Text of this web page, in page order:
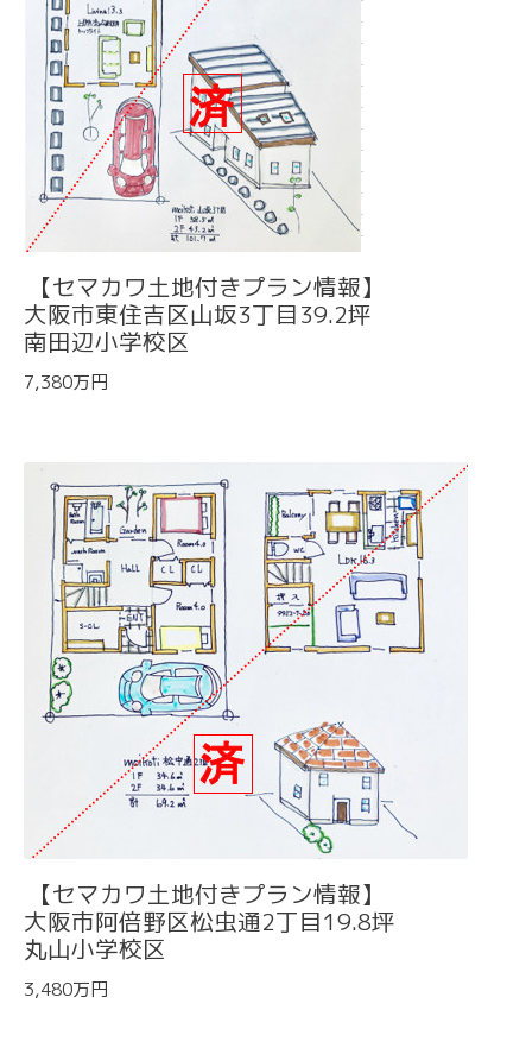
【セマカワ土地付きプラン情報】
大阪市東住吉区山坂3丁目39.2坪
南田辺小学校区
7,380万円
【セマカワ土地付きプラン情報】
大阪市阿倍野区松虫通2丁目19.8坪
丸山小学校区
3,480万円